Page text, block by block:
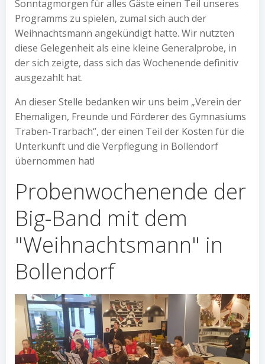
Sonntagmorgen für alles Gäste einen Teil unseres
Programms zu spielen, zumal sich auch der
Weihnachtsmann angekündigt hatte. Wir nutzten
diese Gelegenheit als eine kleine Generalprobe, in
der sich zeigte, dass sich das Wochenende definitiv
ausgezahlt hat.
An dieser Stelle bedanken wir uns beim „Verein der
Ehemaligen, Freunde und Förderer des Gymnasiums
Traben-Trarbach“, der einen Teil der Kosten für die
Unterkunft und die Verpflegung in Bollendorf
übernommen hat!
Probenwochenende der
Big-Band mit dem
"Weihnachtsmann" in
Bollendorf